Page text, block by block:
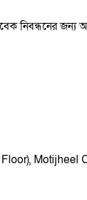
নিবন্ধনের জন্য